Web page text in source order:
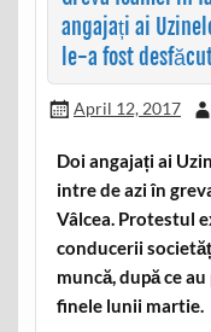
angajați ai
le-a fost
April 12, 2017
Doi angajați ai
intre de azi în
Vâlcea. Protestul
conducerii
muncă, după ce
finele lunii martie.